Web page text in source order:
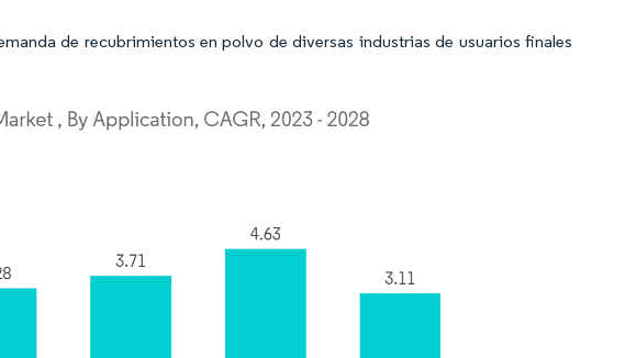
de recubrimientos en polvo de diversas industrias de usuarios finales